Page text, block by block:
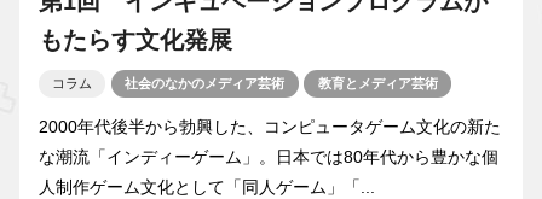
もたらす文化発展
コラム 社会のなかのメディア芸術 教育とメディア芸術
2000年代後半から勃興した、コンピュータゲーム文化の新た
な潮流「インディーゲーム」。日本では80年代から豊かな個
人制作ゲーム文化として「同人ゲーム」「...